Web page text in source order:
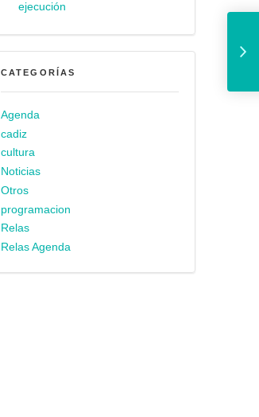
ejecución
CATEGORÍAS
Agenda
cadiz
cultura
Noticias
Otros
programacion
Relas
Relas Agenda